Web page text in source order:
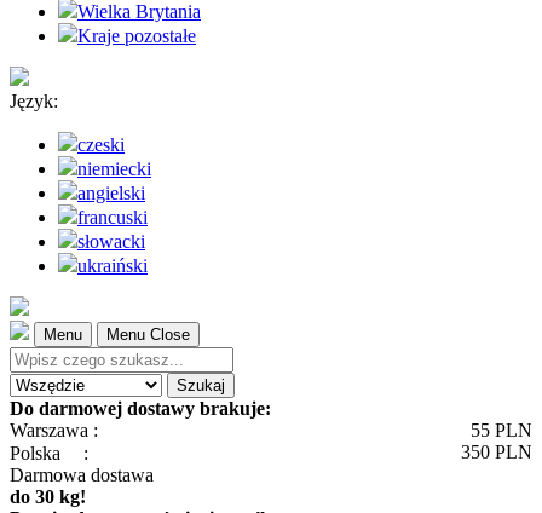
Wielka Brytania
Kraje pozostałe
Język:
czeski
niemiecki
angielski
francuski
słowacki
ukraiński
Menu Menu Close
Szukaj
Do darmowej dostawy brakuje:
Warszawa :
55 PLN
Polska
: 350 PLN
Darmowa dostawa
do 30 kg!